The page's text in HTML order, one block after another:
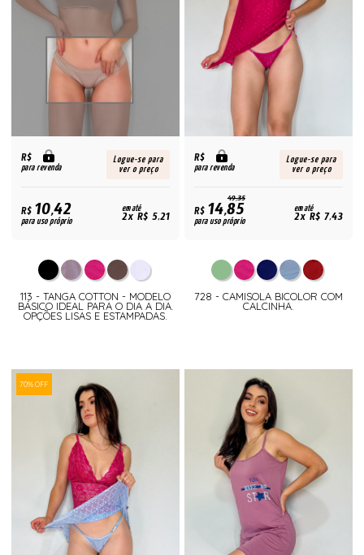
R$
para revenda
Logue-se para
ver o preço
R$10,42
para uso próprio
em até
2x R$ 5,21
113 - TANGA COTTON - MODELO
BÁSICO IDEAL PARA O DIA A DIA.
OPÇÕES LISAS E ESTAMPADAS.
R$
para revenda
Logue-se para
ver o preço
49,35
R$14,85
para uso próprio
em até
2x R$ 7,43
728 - CAMISOLA BICOLOR COM
CALCINHA.
70% OFF